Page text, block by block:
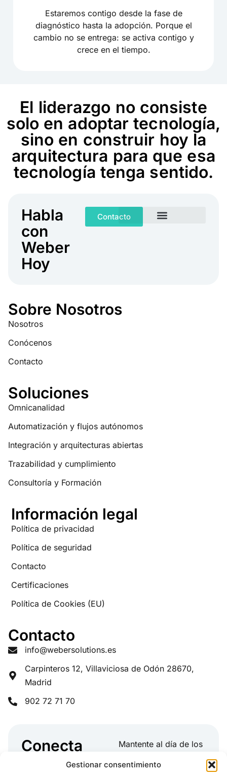
Gestionar consentimiento
Estaremos contigo desde la fase de
diagnóstico hasta la adopción. Porque el
cambio no se entrega: se activa contigo y
crece en el tiempo.
El liderazgo no consiste
solo en adoptar tecnología,
sino en construir hoy la
arquitectura para que esa
tecnología tenga sentido.
Habla
con
Weber
Hoy
Contacto
Sobre Nosotros
Nosotros
Conócenos
Contacto
Soluciones
Omnicanalidad
Automatización y flujos autónomos
Integración y arquitecturas abiertas
Trazabilidad y cumplimiento
Consultoría y Formación
Información legal
Política de privacidad
Política de seguridad
Contacto
Certificaciones
Política de Cookies (EU)
Contacto
info@webersolutions.es
Carpinteros 12, Villaviciosa de Odón 28670,
Madrid
902 72 71 70
Conecta
con Weber
Mantente al día de los